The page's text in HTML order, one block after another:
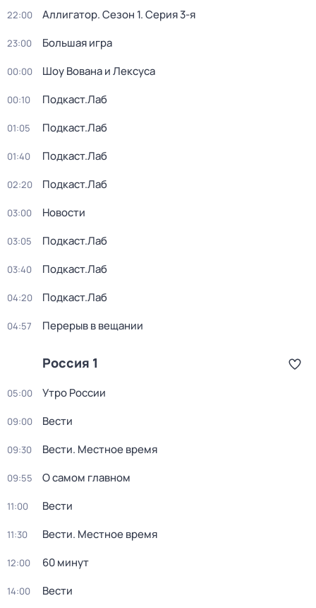
22:00 Аллигатор. Сезон 1. Серия 3-я
23:00 Большая игра
00:00 Шоу Вована и Лексуса
00:10 Подкаст.Лаб
01:05 Подкаст.Лаб
01:40 Подкаст.Лаб
02:20 Подкаст.Лаб
03:00 Новости
03:05 Подкаст.Лаб
03:40 Подкаст.Лаб
04:20 Подкаст.Лаб
04:57 Перерыв в вещании
Россия 1
05:00 Утро России
09:00 Вести
09:30 Вести. Местное время
09:55 О самом главном
11:00 Вести
11:30 Вести. Местное время
12:00 60 минут
14:00 Вести